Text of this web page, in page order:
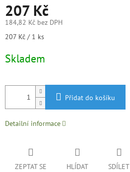
207 Kč
184,82 Kč bez DPH
Měrná
207 Kč / 1 ks
Skladem
Přidat do košíku
Detailní informace
ZEPTAT SE HLÍDAT SDÍLET